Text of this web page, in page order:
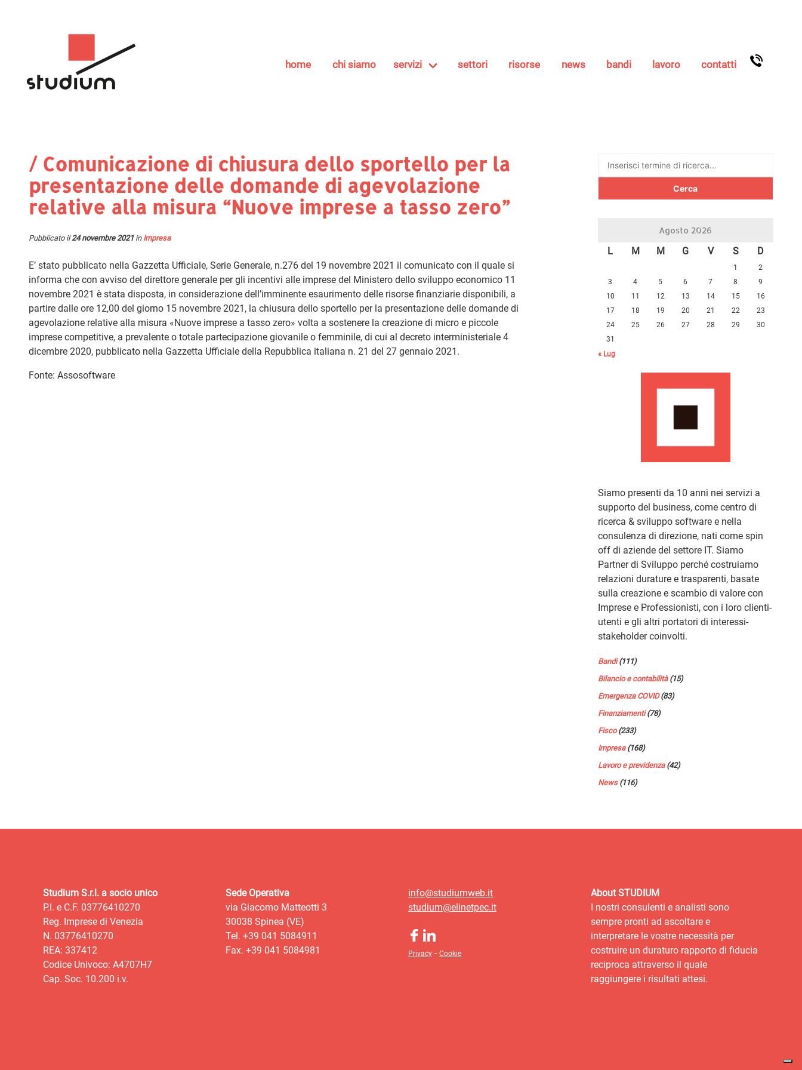
home chi siamo servizi settori risorse news bandi lavoro contatti
/ Comunicazione di chiusura dello sportello per la
presentazione delle domande di agevolazione
relative alla misura “Nuove imprese a tasso zero”
Pubblicato il24 novembre 2021in Impresa
E’ stato pubblicato nella Gazzetta Ufficiale, Serie Generale, n.276 del 19 novembre 2021 il comunicato con il quale si
informa che con avviso del direttore generale per gli incentivi alle imprese del Ministero dello sviluppo economico 11
novembre 2021 è stata disposta, in considerazione dell’imminente esaurimento delle risorse finanziarie disponibili, a
partire dalle ore 12,00 del giorno 15 novembre 2021, la chiusura dello sportello per la presentazione delle domande di
agevolazione relative alla misura «Nuove imprese a tasso zero» volta a sostenere la creazione di micro e piccole
imprese competitive, a prevalente o totale partecipazione giovanile o femminile, di cui al decreto interministeriale 4
dicembre 2020, pubblicato nella Gazzetta Ufficiale della Repubblica italiana n. 21 del 27 gennaio 2021.
Fonte: Assosoftware
Ricerca
Agosto 2026
L M M G V S D
1
2
3
4 5 6 7 8
9
10
11 12 13 14 15
16
17
18 19 20 21 22
23
24
25 26 27 28 29
30
31
« Lug
Siamo presenti da 10 anni nei servizi a
supporto del business, come centro di
ricerca & sviluppo software e nella
consulenza di direzione, nati come spin
off di aziende del settore IT. Siamo
Partner di Sviluppo perché costruiamo
relazioni durature e trasparenti, basate
sulla creazione e scambio di valore con
Imprese e Professionisti, con i loro clienti-
utenti e gli altri portatori di interessi-
stakeholder coinvolti.
Bandi(111)
Bilancio e contabilità(15)
Emergenza COVID(83)
Finanziamenti(78)
Fisco(233)
Impresa(168)
Lavoro e previdenza(42)
News(116)
Studium S.r.l. a socio unico
P.I. e C.F. 03776410270
Reg. Imprese di Venezia
N. 03776410270
REA: 337412
Codice Univoco: A4707H7
Cap. Soc. 10.200 i.v.
Sede Operativa
via Giacomo Matteotti 3
30038 Spinea (VE)
Tel. +39 041 5084911
Fax. +39 041 5084981
info@studiumweb.it
studium@elinetpec.it
Privacy - Cookie
About STUDIUM
I nostri consulenti e analisti sono
sempre pronti ad ascoltare e
interpretare le vostre necessità per
costruire un duraturo rapporto di fiducia
reciproca attraverso il quale
raggiungere i risultati attesi.